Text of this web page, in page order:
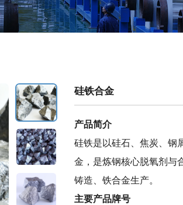
硅铁合金
产品简介
硅铁是以硅石、焦炭、钢
金，是炼钢核心脱氧剂与
铸造、铁合金生产。
主要产品牌号